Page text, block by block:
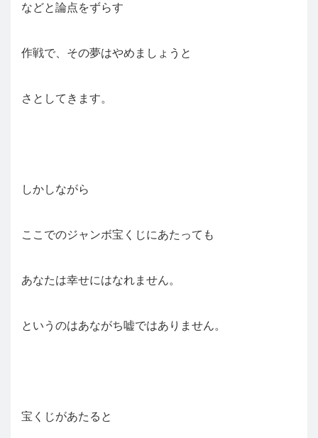
などと論点をずらす
作戦で、その夢はやめましょうと
さとしてきます。
しかしながら
ここでのジャンボ宝くじにあたっても
あなたは幸せにはなれません。
というのはあながち嘘ではありません。
宝くじがあたると